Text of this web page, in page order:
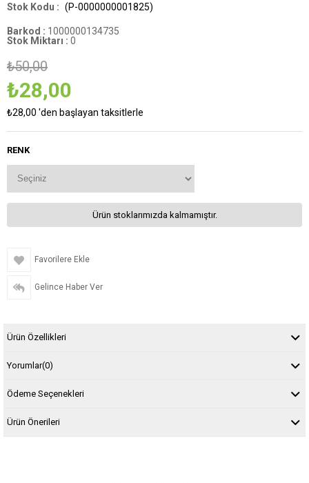
(P-0000000001825)
Barkod : 1000000134735
Stok Miktarı : 0
₺50,00
₺28,00
₺28,00 'den başlayan taksitlerle
RENK
Ürün stoklarımızda kalmamıştır.
Favorilere Ekle
Gelince Haber Ver
Ürün Özellikleri
Yorumlar(0)
Ödeme Seçenekleri
Ürün Önerileri